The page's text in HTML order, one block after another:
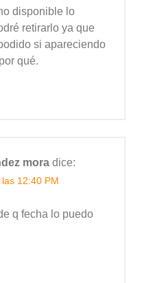
disponible lo
retirarlo ya que
si apareciendo
qué.
mora dice:
12:40 PM
q fecha lo puedo